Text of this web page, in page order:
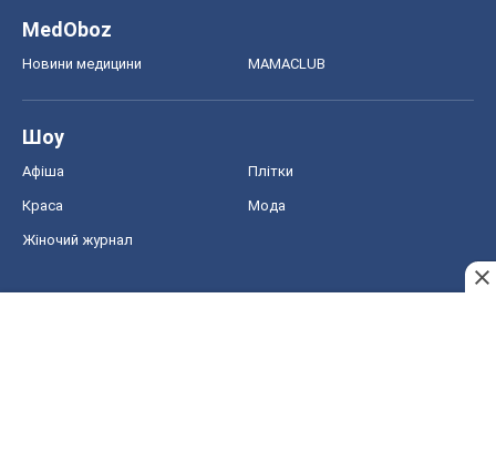
MedOboz
Новини медицини MAMACLUB
Шоу
Афіша Плітки
Краса Мода
Жіночий журнал